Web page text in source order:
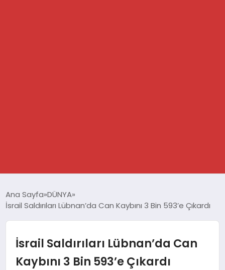
DÜNYA
EKONOMİ
Ana Sayfa DÜNYA
İsrail Saldırıları Lübnan’da Can Kaybını 3 Bin 593’e Çıkardı
İsrail Saldırıları Lübnan’da Can
Kaybını 3 Bin 593’e Çıkardı